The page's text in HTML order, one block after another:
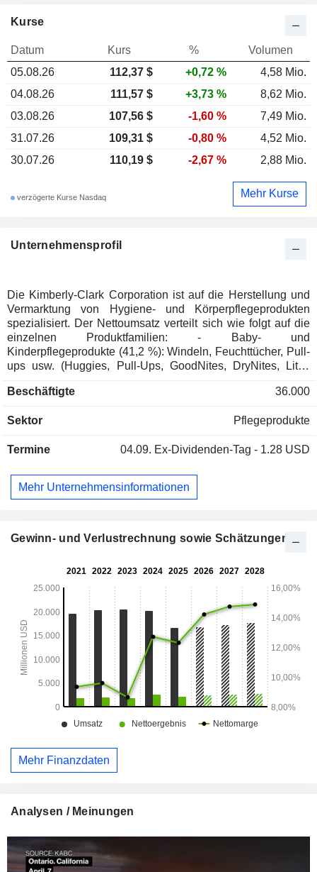
Unternehmensprofil
Die Kimberly-Clark Corporation ist auf die Herstellung und
Vermarktung von Hygiene- und Körperpflegeprodukten
spezialisiert. Der Nettoumsatz verteilt sich wie folgt auf die
einzelnen Produktfamilien: - Baby- und
Kinderpflegeprodukte (41,2 %): Windeln, Feuchttücher, Pull-
ups usw. (Huggies, Pull-Ups, GoodNites, DryNites, Little
(24,7 %); - Hygieneartikel für Erwachsene (11,8 %):
Confidence usw.); - Professionelle Hygieneprodukte (11,2
Desinfektionsmittel, Industrietücher usw. (Kleenex, Scott,
(0,8 %). Ende 2025 verfügt die Gruppe über 74
Produktionsstätten weltweit. Nordamerika macht 65,4 % des
Beschäftigte 36.000
Sektor Pflegeprodukte
Termine 04.09. Ex-Dividenden-Tag - 1.28 USD
Mehr Unternehmensinformationen
Kurse
Datum Kurs %
Volumen
05.08.26
112,37 $ +0,72 %
4,58 Mio.
04.08.26
111,57 $ +3,73 %
8,62 Mio.
03.08.26
107,56 $ -1,60 %
7,49 Mio.
31.07.26
109,31 $ -0,80 %
4,52 Mio.
30.07.26
110,19 $ -2,67 % 2,88 Mio.
verzögerte Kurse Nasdaq Mehr Kurse
Gewinn- und Verlustrechnung sowie Schätzungen
Mehr Finanzdaten
Analysen / Meinungen